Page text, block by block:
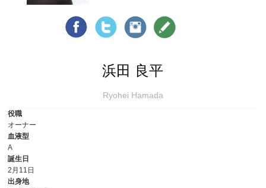
浜田 良平
Ryohei Hamada
役職
オーナー
血液型
A
誕生日
2月11日
出身地